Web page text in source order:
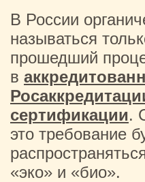
В России
называться
прошедший
в
сертификации.
это требование
«эко» и «био».